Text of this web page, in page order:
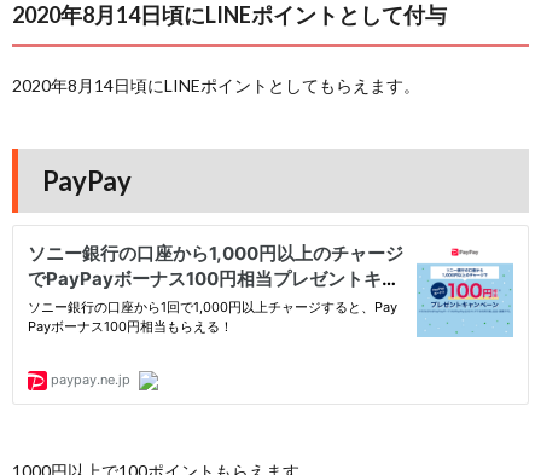
2020年8月14日頃にLINEポイントとして付与
2020年8月14日頃にLINEポイントとしてもらえます。
PayPay
1000円以上で100ポイントもらえます。